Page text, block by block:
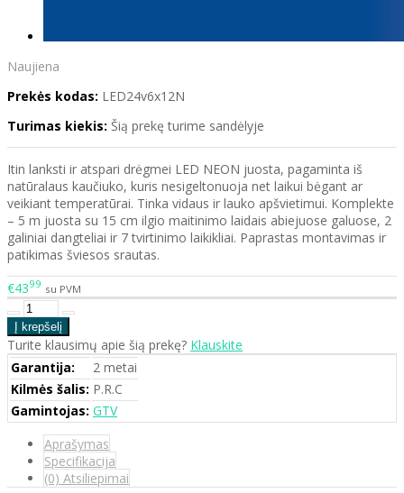
Naujiena
Prekės kodas: LED24v6x12N
Turimas kiekis: Šią prekę turime sandėlyje
Itin lanksti ir atspari drėgmei LED NEON juosta, pagaminta iš
natūralaus kaučiuko, kuris nesigeltonuoja net laikui bėgant ar
veikiant temperatūrai. Tinka vidaus ir lauko apšvietimui. Komplekte
– 5 m juosta su 15 cm ilgio maitinimo laidais abiejuose galuose, 2
galiniai dangteliai ir 7 tvirtinimo laikikliai. Paprastas montavimas ir
patikimas šviesos srautas.
€4399 su PVM
Turite klausimų apie šią prekę? Klauskite
Garantija:
2 metai
Kilmės šalis: P.R.C
Gamintojas: GTV
Aprašymas
Specifikacija
(0) Atsiliepimai